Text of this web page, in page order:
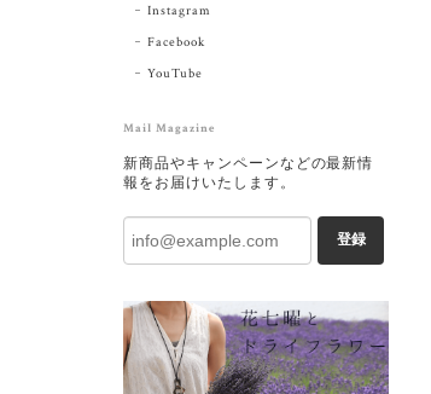
Instagram
Facebook
YouTube
Mail Magazine
新商品やキャンペーンなどの最新情
報をお届けいたします。
登録